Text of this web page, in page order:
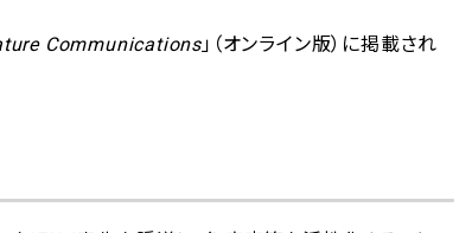
Communications」（オンライン版）に掲載され